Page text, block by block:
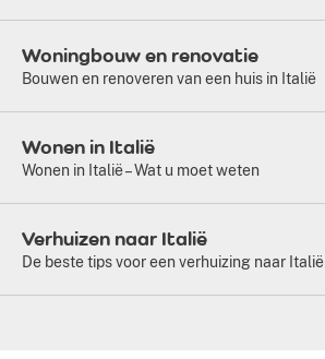
Woningbouw en renovatie
Bouwen en renoveren van een huis in Italië
Wonen in Italië
Wonen in Italië – Wat u moet weten
Verhuizen naar Italië
De beste tips voor een verhuizing naar Italië